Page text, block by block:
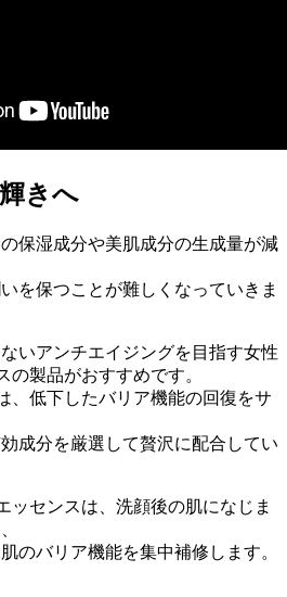
きへ
保湿成分や美肌成分の生成量が減
を保つことが難しくなっていきま
いアンチエイジングを目指す女性
製品がおすすめです。
、低下したバリア機能の回復をサ
成分を厳選して贅沢に配合してい
ッセンスは、洗顔後の肌になじま
のバリア機能を集中補修します。